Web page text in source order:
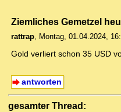
Ziemliches Gemetzel
rattrap, Montag, 01.04.2024,
Gold verliert schon 35 USD
antworten
gesamter Thread: